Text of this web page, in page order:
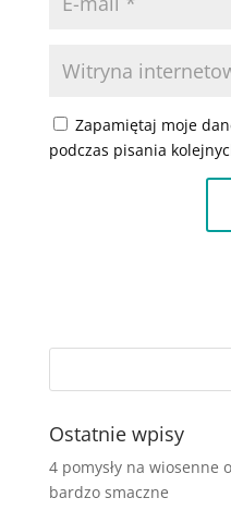
Zapamiętaj moje
podczas pisania
Ostatnie wpisy
4 pomysły na wiosenne
bardzo smaczne